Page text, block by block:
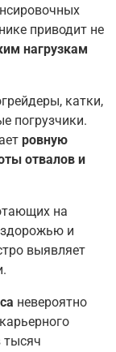
приводит не
нагрузкам
катки,
погрузчики.
ровную
отвалов и
на
и
выявляет
невероятно
тысяч